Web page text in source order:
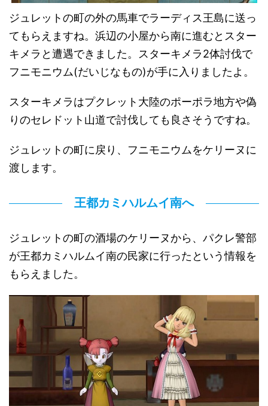
ジュレットの町の外の馬車でラーディス王島に送っ
てもらえますね。浜辺の小屋から南に進むとスター
キメラと遭遇できました。スターキメラ2体討伐で
フニモニウム(だいじなもの)が手に入りましたよ。
スターキメラはプクレット大陸のポーポラ地方や偽
りのセレドット山道で討伐しても良さそうですね。
ジュレットの町に戻り、フニモニウムをケリーヌに
渡します。
王都カミハルムイ南へ
ジュレットの町の酒場のケリーヌから、パクレ警部
が王都カミハルムイ南の民家に行ったという情報を
もらえました。